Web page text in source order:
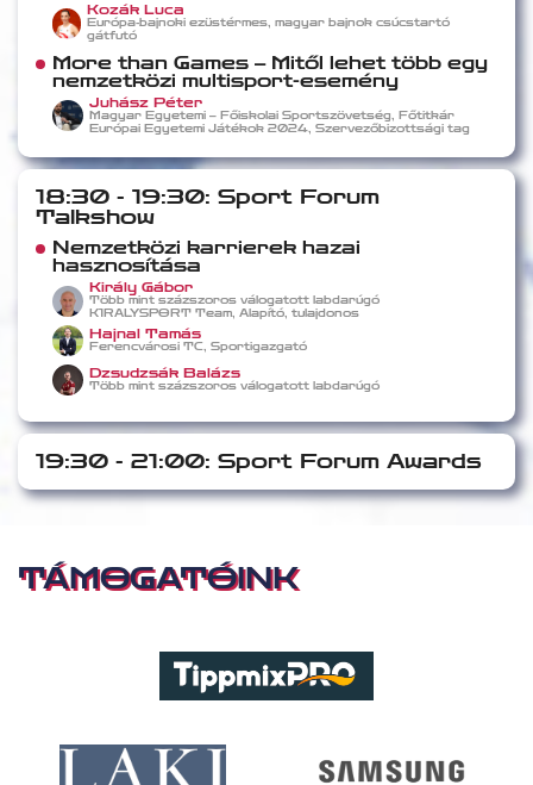
Kozák Luca
Európa-bajnoki ezüstérmes, magyar bajnok csúcstartó
gátfutó
More than Games – Mitől lehet több egy
nemzetközi multisport-esemény
Juhász Péter
Magyar Egyetemi – Főiskolai Sportszövetség, Főtitkár
Európai Egyetemi Játékok 2024, Szervezőbizottsági tag
18:30 - 19:30: Sport Forum
Talkshow
Nemzetközi karrierek hazai
hasznosítása
Király Gábor
Több mint százszoros válogatott labdarúgó
K1RALYSPORT Team, Alapító, tulajdonos
Hajnal Tamás
Ferencvárosi TC, Sportigazgató
Dzsudzsák Balázs
Több mint százszoros válogatott labdarúgó
19:30 - 21:00: Sport Forum Awards
TÁMOGATÓINK